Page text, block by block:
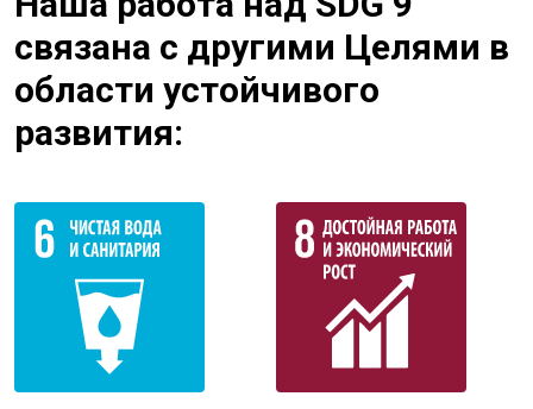
связана с другими Целями в
области устойчивого
развития: